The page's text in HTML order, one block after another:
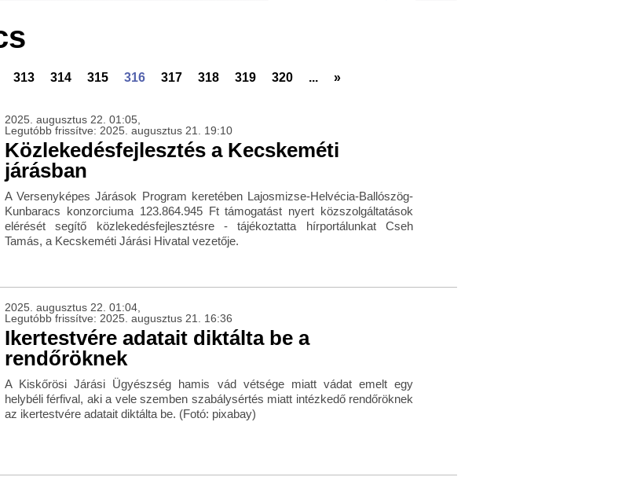
313 314 315 316 317 318 319 320 ... »
2025. augusztus 22. 01:05,
Legutóbb frissítve: 2025. augusztus 21. 19:10
Közlekedésfejlesztés a Kecskeméti
járásban
A Versenyképes Járások Program keretében Lajosmizse-Helvécia-Ballószög-
Kunbaracs konzorciuma 123.864.945 Ft támogatást nyert közszolgáltatások
elérését segítő közlekedésfejlesztésre - tájékoztatta hírportálunkat Cseh
Tamás, a Kecskeméti Járási Hivatal vezetője.
2025. augusztus 22. 01:04,
Legutóbb frissítve: 2025. augusztus 21. 16:36
Ikertestvére adatait diktálta be a
rendőröknek
A Kiskőrösi Járási Ügyészség hamis vád vétsége miatt vádat emelt egy
helybéli férfival, aki a vele szemben szabálysértés miatt intézkedő rendőröknek
az ikertestvére adatait diktálta be. (Fotó: pixabay)